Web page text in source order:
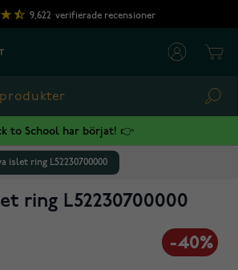
9,622 verifierade recensioner
to School har börjat! 👉
islet ring L52230700000
ring L52230700000
-40%